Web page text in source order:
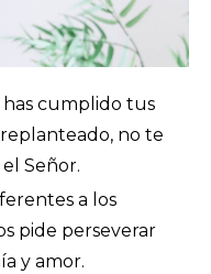
has cumplido tus
no te
Señor.
a los
pide perseverar
y amor.